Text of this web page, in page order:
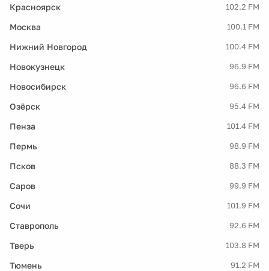
Красноярск 102.2 FM
Москва 100.1 FM
Нижний Новгород 100.4 FM
Новокузнецк 96.9 FM
Новосибирск 96.6 FM
Озёрск 95.4 FM
Пенза 101.4 FM
Пермь 98.9 FM
Псков 88.3 FM
Саров 99.9 FM
Сочи 101.9 FM
Ставрополь 92.6 FM
Тверь 103.8 FM
Тюмень 91.2 FM